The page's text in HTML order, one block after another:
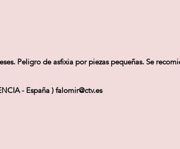
Peligro de asfixia por piezas pequeñas. Se
- España ) falomir@ctv.es